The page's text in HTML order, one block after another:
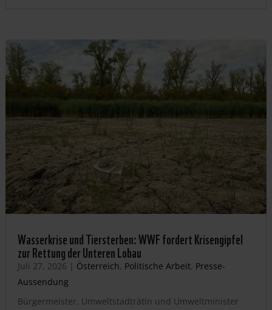
Wasserkrise und Tiersterben: WWF fordert Krisengipfel
zur Rettung der Unteren Lobau
Juli 27, 2026 | Österreich, Politische Arbeit, Presse-
Aussendung
Bürgermeister, Umweltstadträtin und Umweltminister